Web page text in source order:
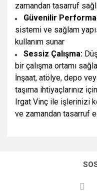
zamandan tasarruf
Güvenilir
sistemi ve sağlam
kullanım sunar
Sessiz Çalışma:
bir çalışma ortamı
İnşaat, atölye, depo
taşıma ihtiyaçlarınız
Irgat Vinç ile işlerinizi
ve zamandan tasarruf
kullanarak tarafımıza
Görüş ve önerileriniz için